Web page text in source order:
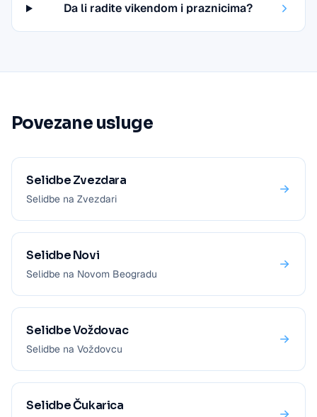
Da li radite vikendom i praznicima?
Povezane usluge
Selidbe Zvezdara
Selidbe na Zvezdari
Selidbe Novi
Selidbe na Novom Beogradu
Selidbe Voždovac
Selidbe na Voždovcu
Selidbe Čukarica